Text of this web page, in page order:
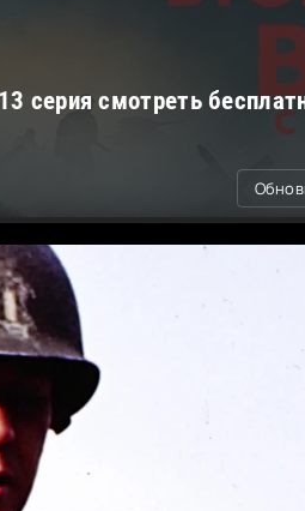
серия смотреть